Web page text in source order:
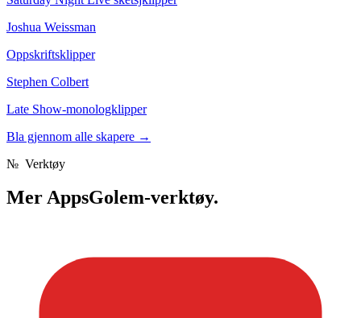
Joshua Weissman
Oppskriftsklipper
Stephen Colbert
Late Show-monologklipper
Bla gjennom alle skapere →
№ Verktøy
MerAppsGolem-verktøy.